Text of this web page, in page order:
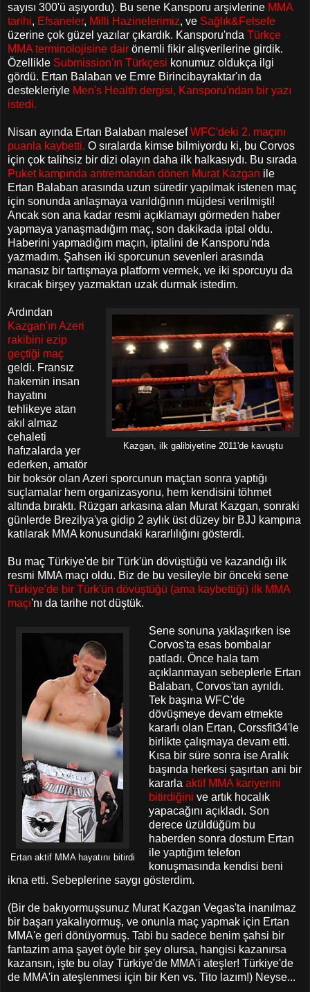
sayısı 300'ü aşıyordu). Bu sene Kansporu arşivlerine MMA
tarihi, Efsaneler, Milli Hazinelerimiz, ve Sağlık&Felsefe
üzerine çok güzel yazılar çıkardık. Kansporu'nda Türkçe
MMA terminolojisine dair önemli fikir alışverilerine girdik.
Özellikle Submission'ın Türkçesi konumuz oldukça ilgi
gördü. Ertan Balaban ve Emre Birincibayraktar'ın da
destekleriyle Men's Health dergisi, Kansporu'ndan bir yazı
istedi.
Nisan ayında Ertan Balaban malesefWFC'deki 2. maçını
puanla kaybetti. O sıralarda kimse bilmiyordu ki, bu Corvos
için çok talihsiz bir dizi olayın daha ilk halkasıydı. Bu sırada
Puket kampında antremandan dönen Murat Kazgan ile
Ertan Balaban arasında uzun süredir yapılmak istenen maç
için sonunda anlaşmaya varıldığının müjdesi verilmişti!
Ancak son ana kadar resmi açıklamayı görmeden haber
yapmaya yanaşmadığım maç, son dakikada iptal oldu.
Haberini yapmadığım maçın, iptalini de Kansporu'nda
yazmadım. Şahsen iki sporcunun sevenleri arasında
manasız bir tartışmaya platform vermek, ve iki sporcuyu da
kıracak birşey yazmaktan uzak durmak istedim.
Kazgan, ilk galibiyetine 2011'de kavuştu
Ardından
Kazgan'ın Azeri
rakibini ezip
geçtiği maç
geldi. Fransız
hakemin insan
hayatını
tehlikeye atan
akıl almaz
cehaleti
hafızalarda yer
ederken, amatör
bir boksör olan Azeri sporcunun maçtan sonra yaptığı
suçlamalar hem organizasyonu, hem kendisini töhmet
altında bıraktı. Rüzgarı arkasına alan Murat Kazgan, sonraki
günlerde Brezilya'ya gidip 2 aylık üst düzey bir BJJ kampına
katılarak MMA konusundaki kararlılığını gösterdi.
Bu maç Türkiye'de bir Türk'ün dövüştüğü ve kazandığı ilk
resmi MMA maçı oldu. Biz de bu vesileyle bir önceki sene
Türkiye'de bir Türk'ün dövüştüğü (ama kaybettiği) ilk MMA
maçı'nı da tarihe not düştük.
Ertan aktif MMA hayatını bitirdi
Sene sonuna yaklaşırken ise
Corvos'ta esas bombalar
patladı. Önce hala tam
açıklanmayan sebeplerle Ertan
Balaban, Corvos'tan ayrıldı.
Tek başına WFC'de
dövüşmeye devam etmekte
kararlı olan Ertan, Corssfit34'le
birlikte çalışmaya devam etti.
Kısa bir süre sonra ise Aralık
başında herkesi şaşırtan ani bir
kararla aktif MMA kariyerini
bitirdiğini ve artık hocalık
yapacağını açıkladı. Son
derece üzüldüğüm bu
haberden sonra dostum Ertan
ile yaptığım telefon
konuşmasında kendisi beni
ikna etti. Sebeplerine saygı gösterdim.
(Bir de bakıyormuşsunuz Murat Kazgan Vegas'ta inanılmaz
bir başarı yakalıyormuş, ve onunla maç yapmak için Ertan
MMA'e geri dönüyormuş. Tabi bu sadece benim şahsi bir
fantazim ama şayet öyle bir şey olursa, hangisi kazanırsa
kazansın, işte bu olay Türkiye'de MMA'i ateşler! Türkiye'de
de MMA'in ateşlenmesi için bir Ken vs. Tito lazım!) Neyse...